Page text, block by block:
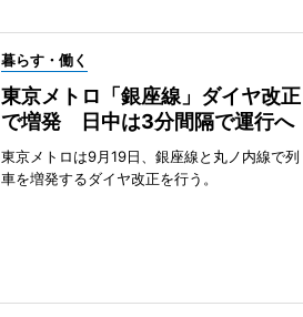
暮らす・働く
東京メトロ「銀座線」ダイヤ改正
で増発 日中は3分間隔で運行へ
東京メトロは9月19日、銀座線と丸ノ内線で列
車を増発するダイヤ改正を行う。